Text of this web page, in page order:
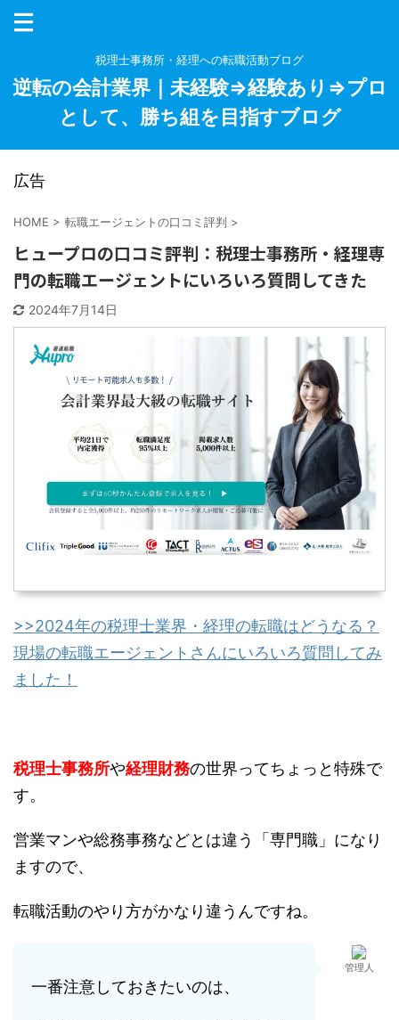
税理士事務所・経理への転職活動ブログ
逆転の会計業界｜未経験⇒経験あり⇒プロ
として、勝ち組を目指すブログ
広告
HOME > 転職エージェントの口コミ評判 >
ヒュープロの口コミ評判：税理士事務所・経理専
門の転職エージェントにいろいろ質問してきた
2024年7月14日
>>2024年の税理士業界・経理の転職はどうなる？
現場の転職エージェントさんにいろいろ質問してみ
ました！
税理士事務所や経理財務の世界ってちょっと特殊で
す。
営業マンや総務事務などとは違う「専門職」になり
ますので、
転職活動のやり方がかなり違うんですね。
一番注意しておきたいのは、
管理人